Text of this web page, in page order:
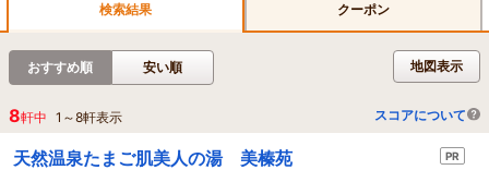
検索結果 クーポン
地図表示
おすすめ順 安い順
8軒中 1 ～8軒表示 スコアについて
天然温泉たまご肌美人の湯 美榛苑 PR